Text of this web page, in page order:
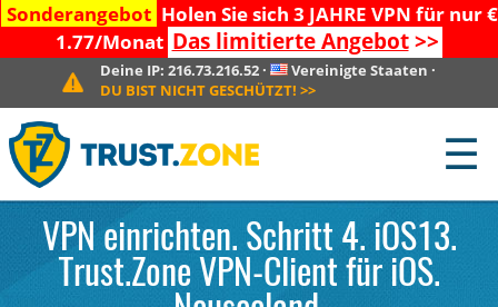
Sonderangebot Holen Sie sich 3 JAHRE VPN für nur €
1.77/Monat Das limitierte Angebot>>
Deine IP:216.73.216.52 · Vereinigte Staaten ·
DU BIST NICHT GESCHÜTZT! >>
☰
VPN einrichten. Schritt 4. iOS13.
Trust.Zone VPN-Client für iOS.